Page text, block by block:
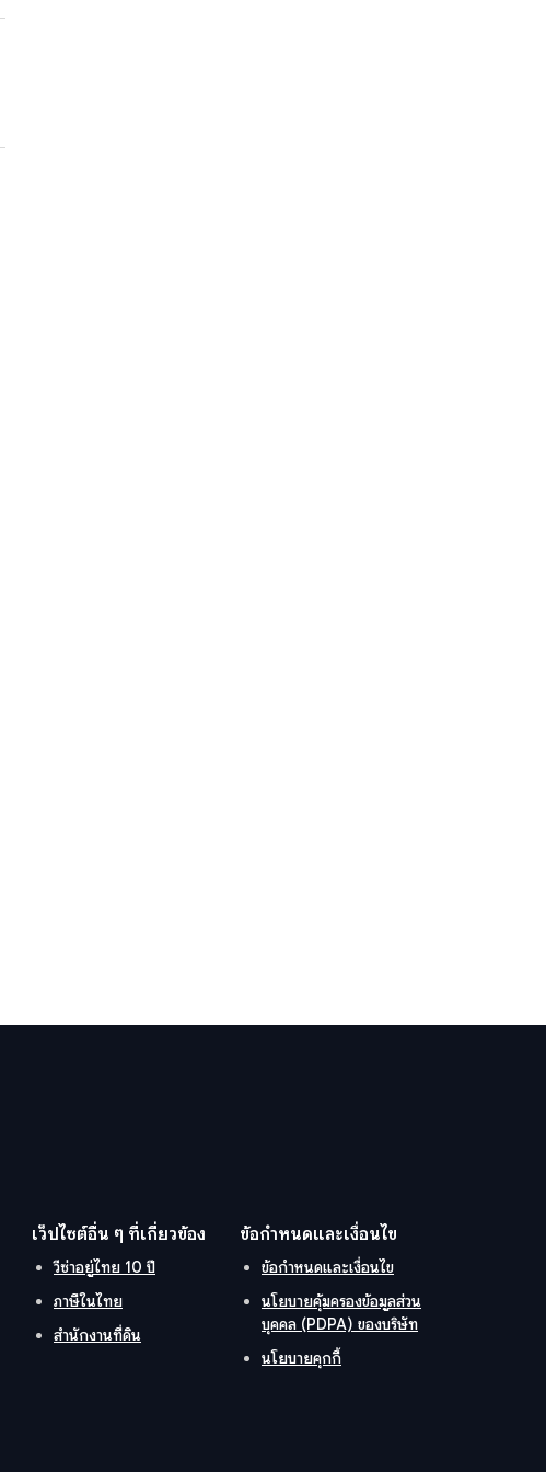
เว็ปไซต์อื่น ๆ ที่เกี่ยวข้อง
วีซ่าอยู่ไทย 10 ปี
ภาษีในไทย
สำนักงานที่ดิน
ข้อกำหนดและเงื่อนไข
ข้อกำหนดและเงื่อนไข
นโยบายคุ้มครองข้อมูลส่วน
บุคคล (PDPA) ของบริษัท
นโยบายคุกกี้